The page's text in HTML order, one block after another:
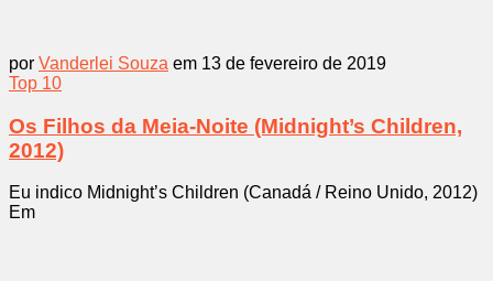
por Vanderlei Souza em 13 de fevereiro de 2019
Top 10
Os Filhos da Meia-Noite (Midnight’s Children,
2012)
Eu indico Midnight’s Children (Canadá / Reino Unido, 2012)
Em